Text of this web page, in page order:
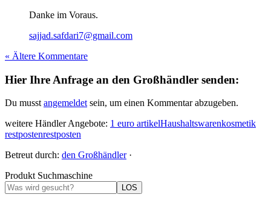
Danke im Voraus.
sajjad.safdari7@gmail.com
« Ältere Kommentare
Hier Ihre Anfrage an den Großhändler senden:
Du musst angemeldet sein, um einen Kommentar abzugeben.
weitere Händler Angebote: 1 euro artikelHaushaltswarenkosmetik
restpostenrestposten
Betreut durch: den Großhändler·
Produkt Suchmaschine
LOS